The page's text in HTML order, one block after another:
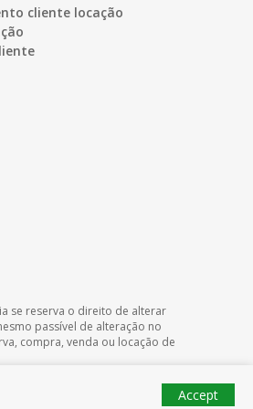
cliente locação
se reserva o direito de alterar
passível de alteração no
compra, venda ou locação de
Accept